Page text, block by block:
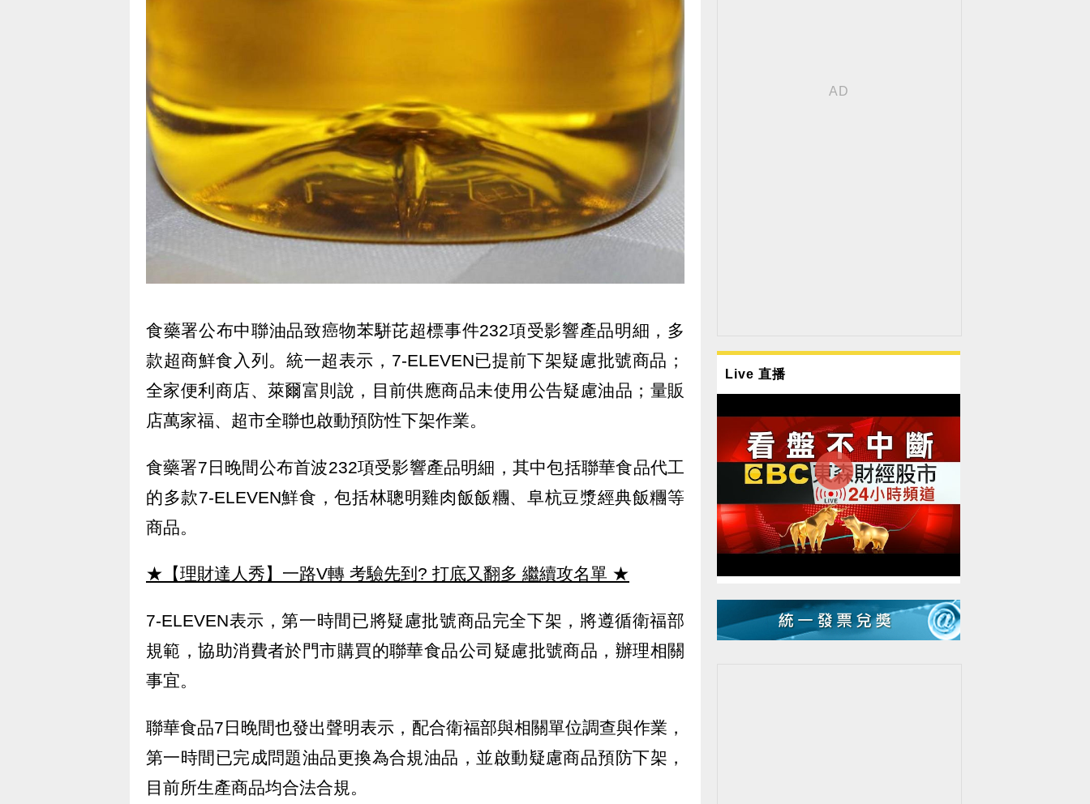
食藥署公布中聯油品致癌物苯駢芘超標事件232項受影響產品明細，多
款超商鮮食入列。統一超表示，7-ELEVEN已提前下架疑慮批號商品；
全家便利商店、萊爾富則說，目前供應商品未使用公告疑慮油品；量販
店萬家福、超市全聯也啟動預防性下架作業。
食藥署7日晚間公布首波232項受影響產品明細，其中包括聯華食品代工
的多款7-ELEVEN鮮食，包括林聰明雞肉飯飯糰、阜杭豆漿經典飯糰等
商品。
★【理財達人秀】一路V轉 考驗先到? 打底又翻多 繼續攻名單 ★
7-ELEVEN表示，第一時間已將疑慮批號商品完全下架，將遵循衛福部
規範，協助消費者於門市購買的聯華食品公司疑慮批號商品，辦理相關
事宜。
聯華食品7日晚間也發出聲明表示，配合衛福部與相關單位調查與作業，
第一時間已完成問題油品更換為合規油品，並啟動疑慮商品預防下架，
目前所生產商品均合法合規。
Live 直播